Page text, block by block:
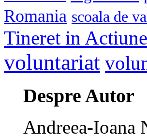
Romania scoala de
Tineret in Actiune
voluntariat
Despre Autor
Andreea-Ioana